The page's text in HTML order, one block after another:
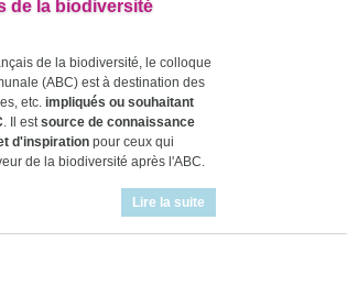
de la biodiversité
de la biodiversité, le colloque
(ABC) est à destination des
etc. impliqués ou souhaitant
. Il estsource de connaissance
d'inspiration pour ceux qui
de la biodiversité après l'ABC.
Lire la suite